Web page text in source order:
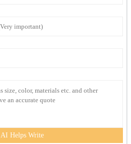
AI Helps Write